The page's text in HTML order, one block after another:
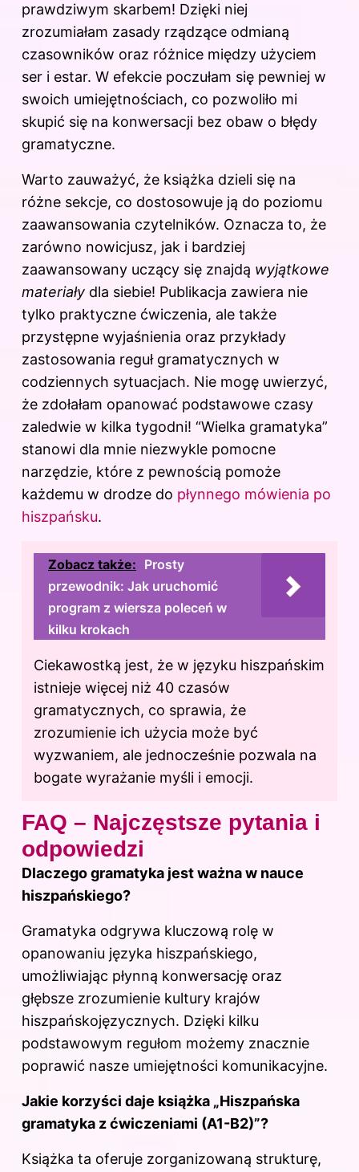
prawdziwym skarbem! Dzięki niej
zrozumiałam zasady rządzące odmianą
czasowników oraz różnice między użyciem
ser i estar. W efekcie poczułam się pewniej w
swoich umiejętnościach, co pozwoliło mi
skupić się na konwersacji bez obaw o błędy
gramatyczne.
Warto zauważyć, że książka dzieli się na
różne sekcje, co dostosowuje ją do poziomu
zaawansowania czytelników. Oznacza to, że
zarówno nowicjusz, jak i bardziej
zaawansowany uczący się znajdą wyjątkowe
materiały dla siebie! Publikacja zawiera nie
tylko praktyczne ćwiczenia, ale także
przystępne wyjaśnienia oraz przykłady
zastosowania reguł gramatycznych w
codziennych sytuacjach. Nie mogę uwierzyć,
że zdołałam opanować podstawowe czasy
zaledwie w kilka tygodni! “Wielka gramatyka”
stanowi dla mnie niezwykle pomocne
narzędzie, które z pewnością pomoże
każdemu w drodze do płynnego mówienia po
hiszpańsku.
Zobacz także: Prosty
przewodnik: Jak uruchomić
program z wiersza poleceń w
kilku krokach
Ciekawostką jest, że w języku hiszpańskim
istnieje więcej niż 40 czasów
gramatycznych, co sprawia, że
zrozumienie ich użycia może być
wyzwaniem, ale jednocześnie pozwala na
bogate wyrażanie myśli i emocji.
FAQ – Najczęstsze pytania i
odpowiedzi
Dlaczego gramatyka jest ważna w nauce
hiszpańskiego?
Gramatyka odgrywa kluczową rolę w
opanowaniu języka hiszpańskiego,
umożliwiając płynną konwersację oraz
głębsze zrozumienie kultury krajów
hiszpańskojęzycznych. Dzięki kilku
podstawowym regułom możemy znacznie
poprawić nasze umiejętności komunikacyjne.
Jakie korzyści daje książka „Hiszpańska
gramatyka z ćwiczeniami (A1-B2)”?
Książka ta oferuje zorganizowaną strukturę,